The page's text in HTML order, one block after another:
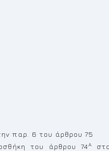
παρ. 6 του άρθρου 75
του άρθρου 74Α